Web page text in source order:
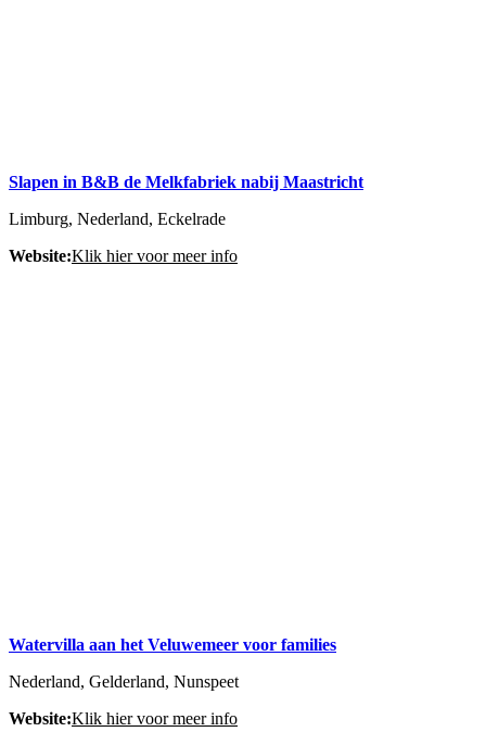
Slapen in B&B de Melkfabriek nabij Maastricht
Limburg, Nederland, Eckelrade
Website:Klik hier voor meer info
Watervilla aan het Veluwemeer voor families
Nederland, Gelderland, Nunspeet
Website:Klik hier voor meer info